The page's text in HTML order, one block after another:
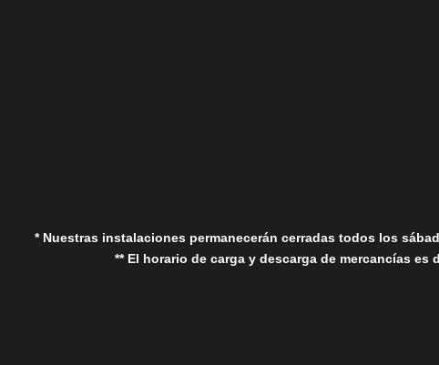
* Nuestras instalaciones permanecerán cerradas todos los
** El horario de carga y descarga de mercancías es